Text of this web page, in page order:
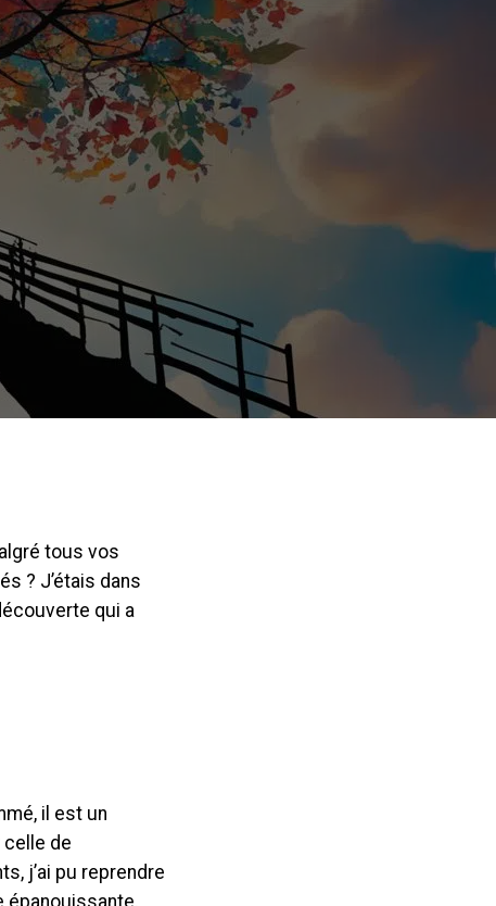
tous vos
? J’étais dans
qui a
il est un
de
j’ai pu reprendre
épanouissante.